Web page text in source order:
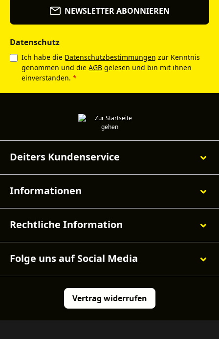
NEWSLETTER ABONNIEREN
Datenschutz
Ich habe die Datenschutzbestimmungen zur Kenntnis
genommen und die AGB gelesen und bin mit ihnen
einverstanden. *
Deiters Kundenservice
Informationen
Rechtliche Information
Folge uns auf Social Media
Vertrag widerrufen